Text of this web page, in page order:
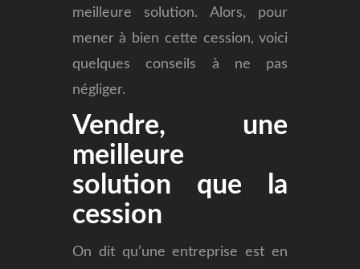
meilleure solution. Alors, pour
mener à bien cette cession, voici
quelques conseils à ne pas
négliger.
Vendre, une
meilleure
solution que la
cession
On dit qu’une entreprise est en